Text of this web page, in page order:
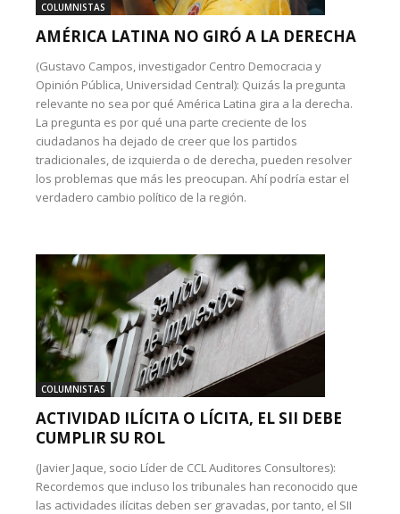
COLUMNISTAS
AMÉRICA LATINA NO GIRÓ A LA DERECHA
(Gustavo Campos, investigador Centro Democracia y
Opinión Pública, Universidad Central): Quizás la pregunta
relevante no sea por qué América Latina gira a la derecha.
La pregunta es por qué una parte creciente de los
ciudadanos ha dejado de creer que los partidos
tradicionales, de izquierda o de derecha, pueden resolver
los problemas que más les preocupan. Ahí podría estar el
verdadero cambio político de la región.
COLUMNISTAS
ACTIVIDAD ILÍCITA O LÍCITA, EL SII DEBE
CUMPLIR SU ROL
(Javier Jaque, socio Líder de CCL Auditores Consultores):
Recordemos que incluso los tribunales han reconocido que
las actividades ilícitas deben ser gravadas, por tanto, el SII